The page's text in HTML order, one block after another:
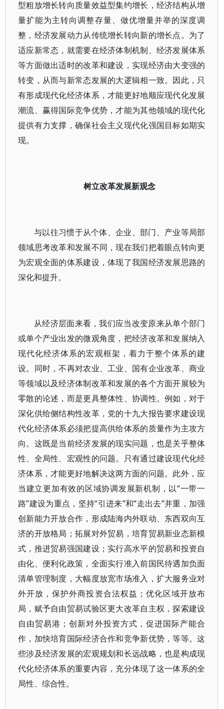
型粗放增长转向质量效益型集约增长，经济结构从增
量扩能为主转向调整存量、做优增量并举的深度调
整，经济发展动力从传统增长转向新的增长点。为了
适应新常态，就需要在经济体制机制、经济发展体系
等方面做出适时的改革和建设，实现经济由大变强的
转变，从而与新常态发展的大逻辑相一致。因此，只
有形成现代化经济体系，才能更好地顺应现代化发展
潮流、赢得国际竞争优势，才能为其他领域的现代化
提供有力支撑，确保社会主义现代化强国目标如期实
现。
树立改革发展新观念
与以往习惯于从个体、企业、部门、产业等局部
领域思考改革和发展不同，现在我们把着眼点转向更
为宏观全面的体系建设，体现了我国经济发展思路的
深化和提升。
从经济层面来看，我们应当改变原来从单个部门
或单个产业出发的微观角度，把经济改革和发展纳入
现代化经济体系的宏观框架，着力于整个体系的建
设。同时，不再对农业、工业、国有企业改革、商业
等领域以及经济体制改革和发展的各个方面开展较为
零散的论述，而是更具整体性、协调性。例如，对于
深化供给侧结构性改革，党的十九大报告要求建设现
代化经济体系必须把提高供给体系的质量作为主攻方
向。这既是当前经济发展的现实问题，也是关乎整体
性、全局性、宏观性的问题。只有通过建设现代化经
济体系，才能更好地解决这两方面的问题。此外，应
当建立更加有效的区域协调发展新机制，以“一带一
路”建设为重点，坚持“引进来”和“走出去”并重，加强
创新能力开放合作，形成陆海内外联动、东西双向互
济的开放格局；拓展对外贸易，培育贸易新业态新模
式，推进贸易强国建设；实行高水平的贸易和投资自
由化、便利化政策，全面实行准入前国民待遇加负面
清单管理制度，大幅度放宽市场准入，扩大服务业对
外开放，保护外商投资合法权益；优化区域开放布
局，赋予自由贸易试验区更大改革自主权，探索建设
自由贸易港；创新对外投资方式，促进国际产能合
作，加快培育国际经济合作和竞争新优势，等等。这
些涉及经济发展的宏观规划和长远战略，也是构成现
代化经济体系的重要内容，充分体现了这一体系的全
局性、综合性。